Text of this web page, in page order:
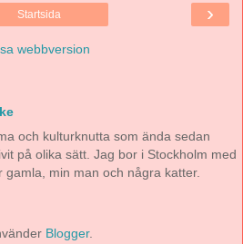
›
Startsida
webbversion
och kulturknutta som ända sedan
på olika sätt. Jag bor i Stockholm med
min man och några katter.
Blogger.